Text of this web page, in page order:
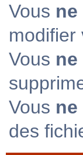
Vous ne
modifier
Vous ne
Vous ne
des